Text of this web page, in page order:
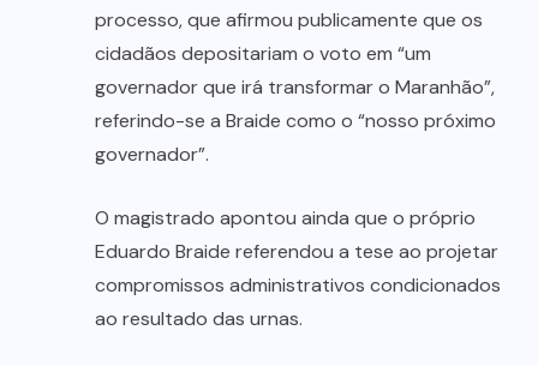
processo, que afirmou publicamente que os
cidadãos depositariam o voto em “um
governador que irá transformar o Maranhão”,
referindo-se a Braide como o “nosso próximo
governador”.
O magistrado apontou ainda que o próprio
Eduardo Braide referendou a tese ao projetar
compromissos administrativos condicionados
ao resultado das urnas.